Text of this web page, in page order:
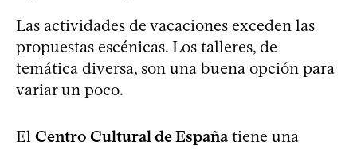
Las actividades de vacaciones exceden las
propuestas escénicas. Los talleres, de
temática diversa, son una buena opción para
variar un poco.
El Centro Cultural de España tiene una